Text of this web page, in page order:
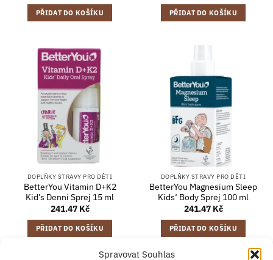
Spravovat Souhlas
PŘIDAT DO KOŠÍKU PŘIDAT DO KOŠÍKU
DOPLŇKY STRAVY PRO DĚTI
BetterYou Vitamin D+K2
Kid’s Denní Sprej 15 ml
241.47 Kč
PŘIDAT DO KOŠÍKU
DOPLŇKY STRAVY PRO DĚTI
BetterYou Magnesium Sleep
Kids‘ Body Sprej 100 ml
241.47 Kč
PŘIDAT DO KOŠÍKU